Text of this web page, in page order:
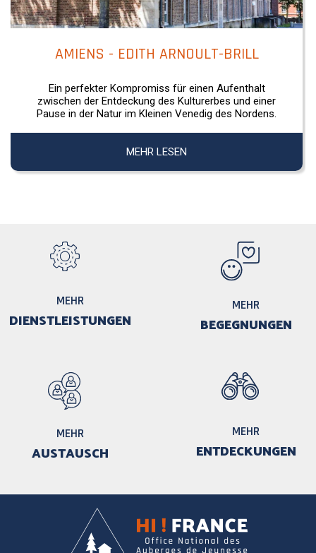
AMIENS - EDITH ARNOULT-BRILL
Ein perfekter Kompromiss für einen Aufenthalt
zwischen der Entdeckung des Kulturerbes und einer
Pause in der Natur im Kleinen Venedig des Nordens.
MEHR LESEN
MEHR
DIENSTLEISTUNGEN
MEHR
BEGEGNUNGEN
MEHR
AUSTAUSCH
MEHR
ENTDECKUNGEN